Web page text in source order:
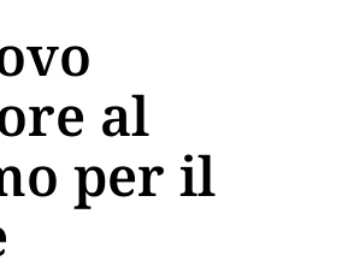
al
per il